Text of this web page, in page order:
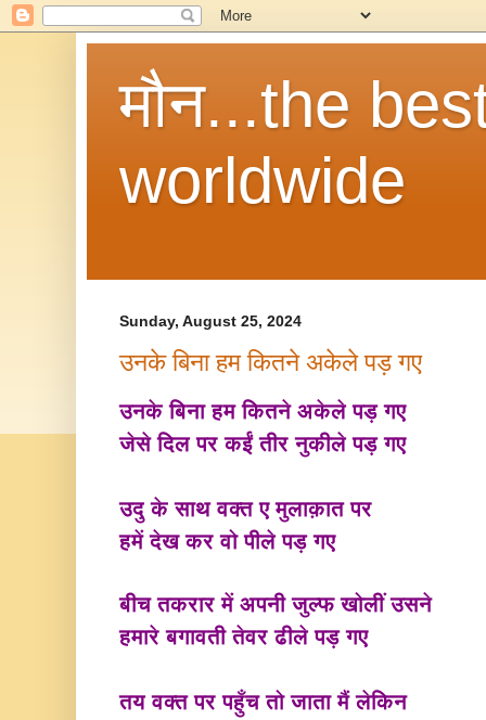
मौन...the
worldwide
Sunday, August 25, 2024
उनके बिना हम कितने अकेले पड़ गए
उनके बिना हम कितने अकेले पड़ गए
जेसे दिल पर कईं तीर नुकीले पड़ गए
उदु के साथ वक्त ए मुलाक़ात पर
हमें देख कर वो पीले पड़ गए
बीच तकरार में अपनी जुल्फ खोलीं उसने
हमारे बगावती तेवर ढीले पड़ गए
तय वक्त पर पहुँच तो जाता मैं लेकिन